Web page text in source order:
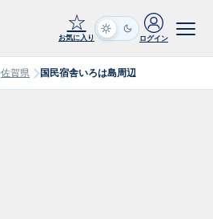
☆
お気に入り ログイン
佐賀県 国民宿舎いろは島周辺